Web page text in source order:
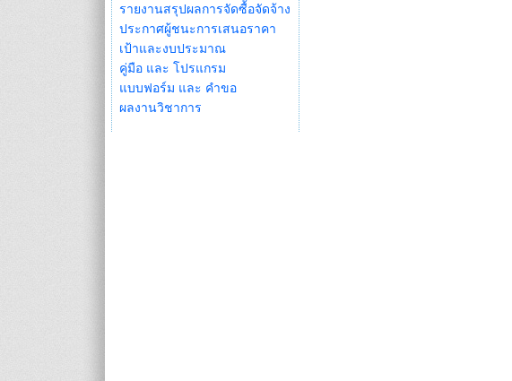
รายงานสรุปผลการจัดซื้อจัดจ้าง
ประกาศผู้ชนะการเสนอราคา
เป้าและงบประมาณ
คู่มือ และ โปรแกรม
แบบฟอร์ม และ คำขอ
ผลงานวิชาการ